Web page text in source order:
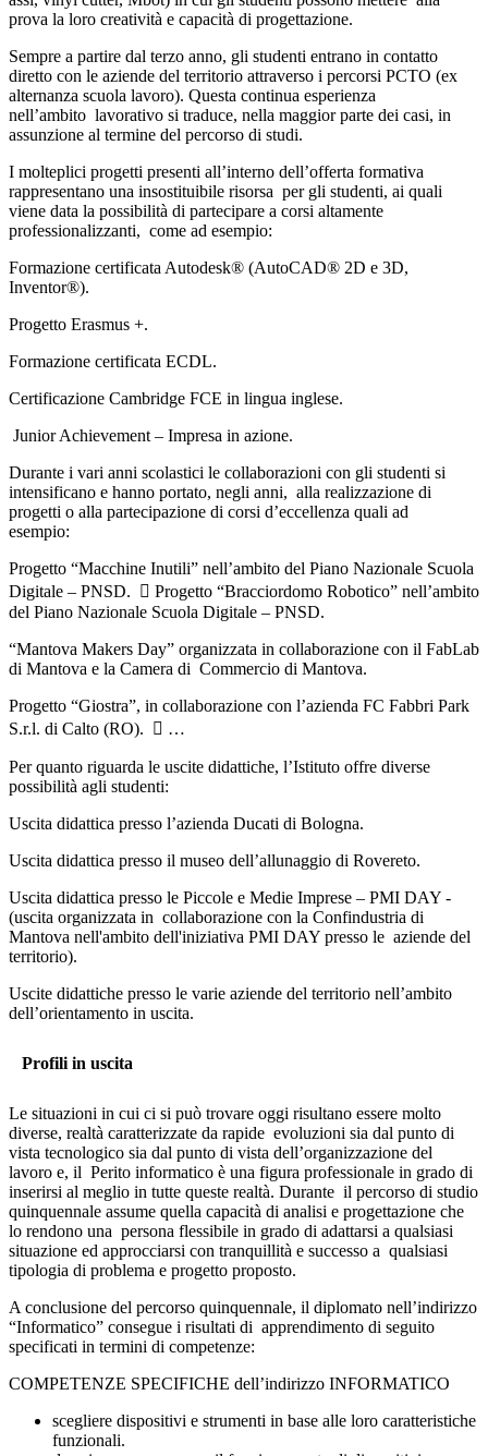
prova la loro creatività e capacità di progettazione.
Sempre a partire dal terzo anno, gli studenti entrano in contatto
diretto con le aziende del territorio attraverso i percorsi PCTO (ex
alternanza scuola lavoro). Questa continua esperienza
nell’ambito lavorativo si traduce, nella maggior parte dei casi, in
assunzione al termine del percorso di studi.
I molteplici progetti presenti all’interno dell’offerta formativa
rappresentano una insostituibile risorsa per gli studenti, ai quali
viene data la possibilità di partecipare a corsi altamente
professionalizzanti, come ad esempio:
Formazione certificata Autodesk® (AutoCAD® 2D e 3D,
Inventor®).
Progetto Erasmus +.
Formazione certificata ECDL.
Certificazione Cambridge FCE in lingua inglese.
Junior Achievement – Impresa in azione.
Durante i vari anni scolastici le collaborazioni con gli studenti si
intensificano e hanno portato, negli anni, alla realizzazione di
progetti o alla partecipazione di corsi d’eccellenza quali ad
esempio:
Progetto “Macchine Inutili” nell’ambito del Piano Nazionale Scuola
Digitale – PNSD.
 Progetto “Bracciordomo Robotico” nell’ambito
del Piano Nazionale Scuola Digitale – PNSD.
“Mantova Makers Day” organizzata in collaborazione con il FabLab
di Mantova e la Camera di Commercio di Mantova.
Progetto “Giostra”, in collaborazione con l’azienda FC Fabbri Park
S.r.l. di Calto (RO).  …
Per quanto riguarda le uscite didattiche, l’Istituto offre diverse
possibilità agli studenti:
Uscita didattica presso l’azienda Ducati di Bologna.
Uscita didattica presso il museo dell’allunaggio di Rovereto.
Uscita didattica presso le Piccole e Medie Imprese – PMI DAY -
(uscita organizzata in collaborazione con la Confindustria di
Mantova nell'ambito dell'iniziativa PMI DAY presso le aziende del
territorio).
Uscite didattiche presso le varie aziende del territorio nell’ambito
dell’orientamento in uscita.
Profili in uscita
Le situazioni in cui ci si può trovare oggi risultano essere molto
diverse, realtà caratterizzate da rapide evoluzioni sia dal punto di
vista tecnologico sia dal punto di vista dell’organizzazione del
lavoro e, il Perito informatico è una figura professionale in grado di
inserirsi al meglio in tutte queste realtà. Durante il percorso di studio
quinquennale assume quella capacità di analisi e progettazione che
lo rendono una persona flessibile in grado di adattarsi a qualsiasi
situazione ed approcciarsi con tranquillità e successo a qualsiasi
tipologia di problema e progetto proposto.
A conclusione del percorso quinquennale, il diplomato nell’indirizzo
“Informatico” consegue i risultati di apprendimento di seguito
specificati in termini di competenze:
COMPETENZE SPECIFICHE dell’indirizzo INFORMATICO
scegliere dispositivi e strumenti in base alle loro caratteristiche
funzionali.